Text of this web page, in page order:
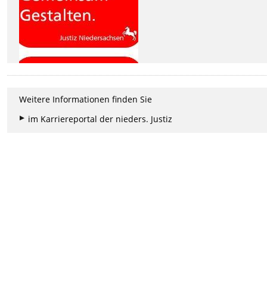
Weitere Informationen finden Sie
im Karriereportal der nieders. Justiz